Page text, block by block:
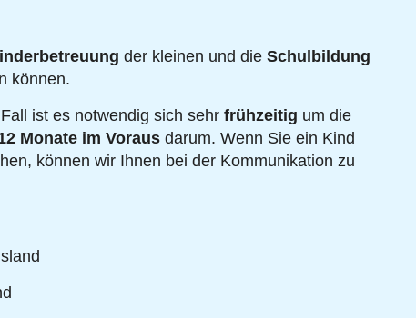
der kleinen und die Schulbildung
können.
ist es notwendig sich sehr frühzeitig um die
Monate im Vorausdarum. Wenn Sie ein Kind
können wir Ihnen bei der Kommunikation zu